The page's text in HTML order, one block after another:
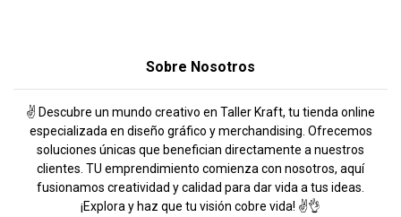
Sobre Nosotros
✌️ Descubre un mundo creativo en Taller Kraft, tu tienda online
especializada en diseño gráfico y merchandising. Ofrecemos
soluciones únicas que benefician directamente a nuestros
clientes. TU emprendimiento comienza con nosotros, aquí
fusionamos creatividad y calidad para dar vida a tus ideas.
¡Explora y haz que tu visión cobre vida! ✌️👌